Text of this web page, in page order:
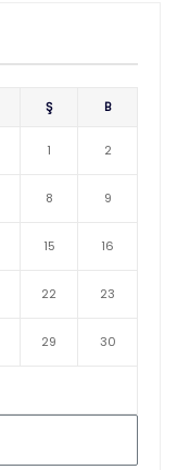
Ş B
1 2
8 9
15 16
22 23
29 30